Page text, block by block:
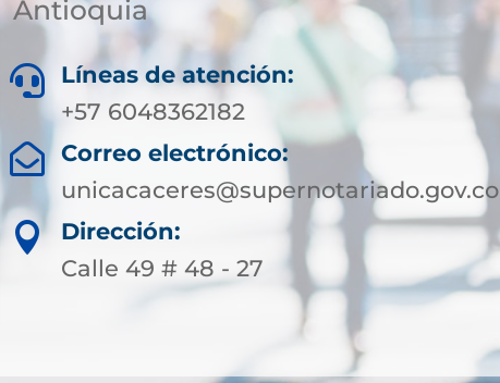
Antioquia

Líneas de atención:
+57 6048362182

Correo electrónico:
unicacaceres@supernotariado.gov.co

Dirección:
Calle 49 # 48 - 27